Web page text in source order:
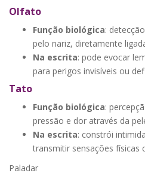
Olfato
Função biológica:
pelo nariz, diretamente
Na escrita: pode evocar
para perigos invisíveis ou
Tato
Função biológica:
pressão e dor através da
Na escrita: constrói
transmitir sensações físicas
Paladar